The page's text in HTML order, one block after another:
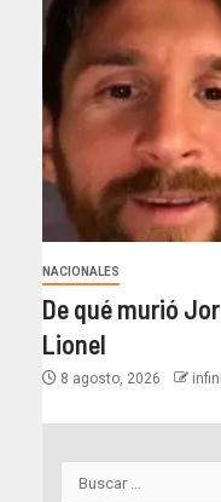
NACIONALES
De qué murió
Lionel
8 agosto, 2026